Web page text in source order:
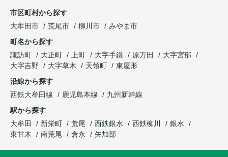
市区町村から探す
大牟田市
荒尾市 柳川市
みやま市
町名から探す
諏訪町
大正町 上町 大字手鎌 原万田
大字宮部
大字吉野
大字草木 天領町
東屋形
沿線から探す
西鉄大牟田線
鹿児島本線
九州新幹線
駅から探す
大牟田
新栄町 荒尾 西鉄銀水 西鉄柳川
銀水
東甘木
南荒尾 倉永 矢加部